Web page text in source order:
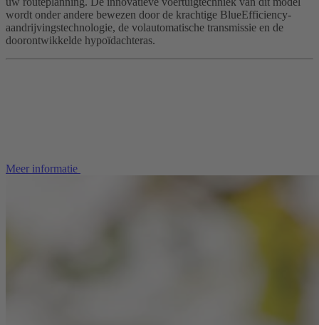
wordt onder andere bewezen door de krachtige BlueEfficiency-
aandrijvingstechnologie, de volautomatische transmissie en de
doorontwikkelde hypoïdachteras.
Meer informatie